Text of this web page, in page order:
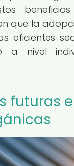
beneficios
que la
eficientes
a nivel
futuras